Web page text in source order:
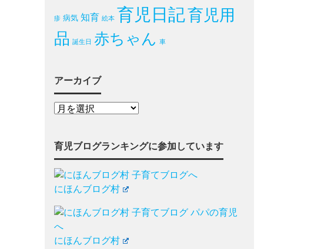
疹 病気 知育 絵本 育児日記育児用
品 誕生日 赤ちゃん 車
アーカイブ
育児ブログランキングに参加しています
にほんブログ村
にほんブログ村